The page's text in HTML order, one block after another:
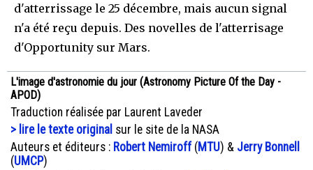
d'atterrissage le 25 décembre, mais aucun signal
n'a été reçu depuis. Des novelles de l'atterrisage
d'Opportunity sur Mars.
L'image d'astronomie du jour (Astronomy Picture Of the Day -
APOD)
Traduction réalisée par Laurent Laveder
> lire le texte original sur le site de la NASA
Auteurs et éditeurs : Robert Nemiroff(MTU) & Jerry Bonnell
(UMCP)